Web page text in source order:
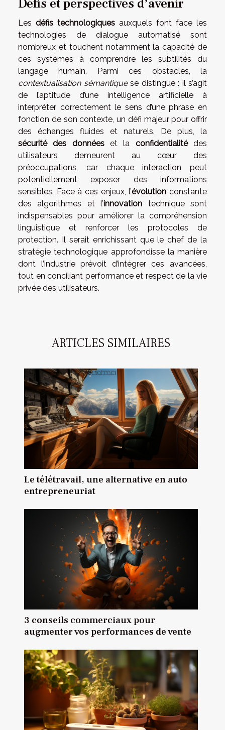
Défis et perspectives d’avenir
Les défis technologiques auxquels font face les
technologies de dialogue automatisé sont
nombreux et touchent notamment la capacité de
ces systèmes à comprendre les subtilités du
langage humain. Parmi ces obstacles, la
contextualisation sémantiquese distingue : il s’agit
de l’aptitude d’une intelligence artificielle à
interpréter correctement le sens d’une phrase en
fonction de son contexte, un défi majeur pour offrir
des échanges fluides et naturels. De plus, la
sécurité des donnéeset la confidentialitédes
utilisateurs demeurent au cœur des
préoccupations, car chaque interaction peut
potentiellement exposer des informations
sensibles. Face à ces enjeux, l’évolution constante
des algorithmes et l’innovation technique sont
indispensables pour améliorer la compréhension
linguistique et renforcer les protocoles de
protection. Il serait enrichissant que le chef de la
stratégie technologique approfondisse la manière
dont l’industrie prévoit d’intégrer ces avancées,
tout en conciliant performance et respect de la vie
privée des utilisateurs.
ARTICLES SIMILAIRES
Le télétravail, une alternative en auto
entrepreneuriat
3 conseils commerciaux pour
augmenter vos performances de vente